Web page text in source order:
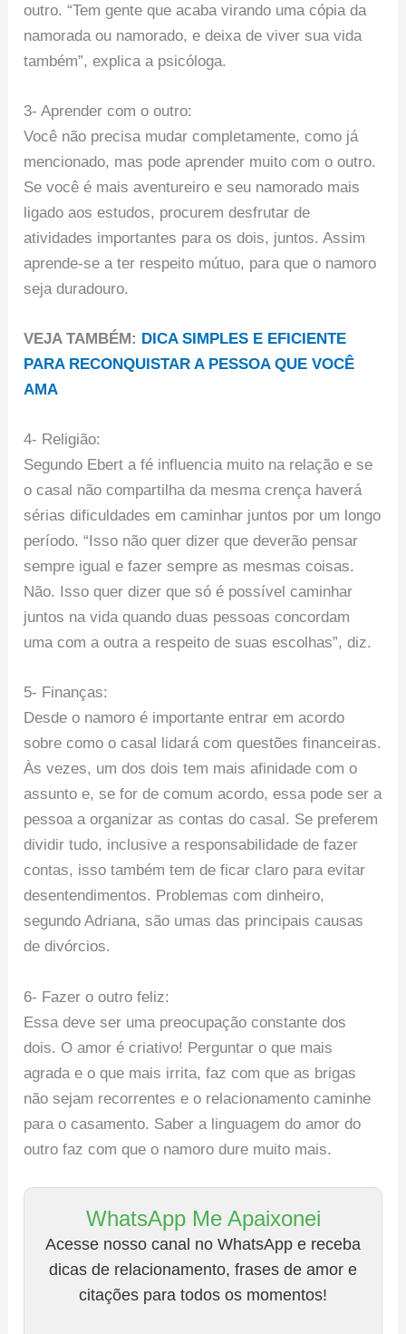
outro. “Tem gente que acaba virando uma cópia da
namorada ou namorado, e deixa de viver sua vida
também”, explica a psicóloga.
3- Aprender com o outro:
Você não precisa mudar completamente, como já
mencionado, mas pode aprender muito com o outro.
Se você é mais aventureiro e seu namorado mais
ligado aos estudos, procurem desfrutar de
atividades importantes para os dois, juntos. Assim
aprende-se a ter respeito mútuo, para que o namoro
seja duradouro.
VEJA TAMBÉM: DICA SIMPLES E EFICIENTE
PARA RECONQUISTAR A PESSOA QUE VOCÊ
AMA
4- Religião:
Segundo Ebert a fé influencia muito na relação e se
o casal não compartilha da mesma crença haverá
sérias dificuldades em caminhar juntos por um longo
período. “Isso não quer dizer que deverão pensar
sempre igual e fazer sempre as mesmas coisas.
Não. Isso quer dizer que só é possível caminhar
juntos na vida quando duas pessoas concordam
uma com a outra a respeito de suas escolhas”, diz.
5- Finanças:
Desde o namoro é importante entrar em acordo
sobre como o casal lidará com questões financeiras.
Às vezes, um dos dois tem mais afinidade com o
assunto e, se for de comum acordo, essa pode ser a
pessoa a organizar as contas do casal. Se preferem
dividir tudo, inclusive a responsabilidade de fazer
contas, isso também tem de ficar claro para evitar
desentendimentos. Problemas com dinheiro,
segundo Adriana, são umas das principais causas
de divórcios.
6- Fazer o outro feliz:
Essa deve ser uma preocupação constante dos
dois. O amor é criativo! Perguntar o que mais
agrada e o que mais irrita, faz com que as brigas
não sejam recorrentes e o relacionamento caminhe
para o casamento. Saber a linguagem do amor do
outro faz com que o namoro dure muito mais.
WhatsApp Me Apaixonei
Acesse nosso canal no WhatsApp e receba
dicas de relacionamento, frases de amor e
citações para todos os momentos!